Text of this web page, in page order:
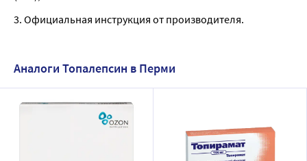
3. Официальная инструкция от производителя.
Аналоги Топалепсин в Перми